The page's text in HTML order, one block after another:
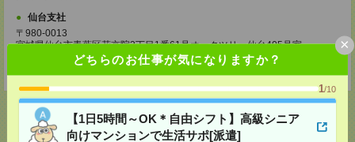
どちらのお仕事が気になりますか？
1/10
【1日5時間～OK＊自由シフト】高級シニア
向けマンションで生活サポ[派遣]
×
仙台支社
〒980-0013
宮城県仙台市青葉区花京院2丁目1番61号オークツリー仙台405号室
TEL：0120-936-286